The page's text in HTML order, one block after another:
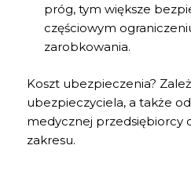
próg, tym większe
częściowym
zarobkowania.
Koszt ubezpieczenia?
ubezpieczyciela, a także
medycznej przedsiębiorcy
zakresu.